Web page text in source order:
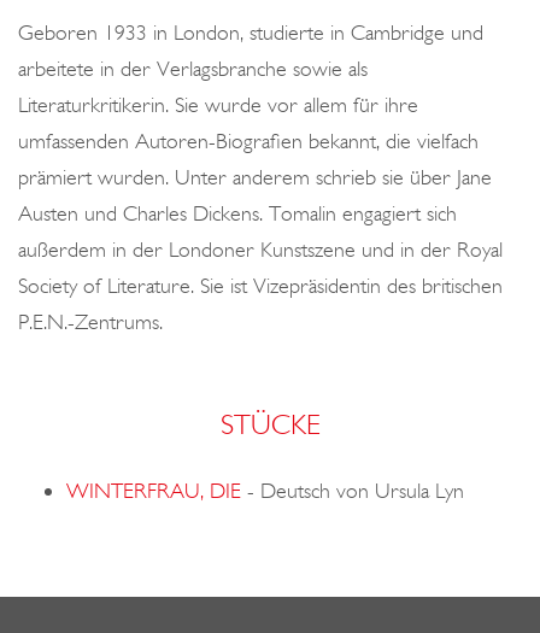
Geboren 1933 in London, studierte in Cambridge und
arbeitete in der Verlagsbranche sowie als
Literaturkritikerin. Sie wurde vor allem für ihre
umfassenden Autoren-Biografien bekannt, die vielfach
prämiert wurden. Unter anderem schrieb sie über Jane
Austen und Charles Dickens. Tomalin engagiert sich
außerdem in der Londoner Kunstszene und in der Royal
Society of Literature. Sie ist Vizepräsidentin des britischen
P.E.N.-Zentrums.
STÜCKE
WINTERFRAU, DIE - Deutsch von Ursula Lyn